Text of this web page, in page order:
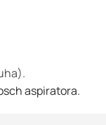
aspiratora.